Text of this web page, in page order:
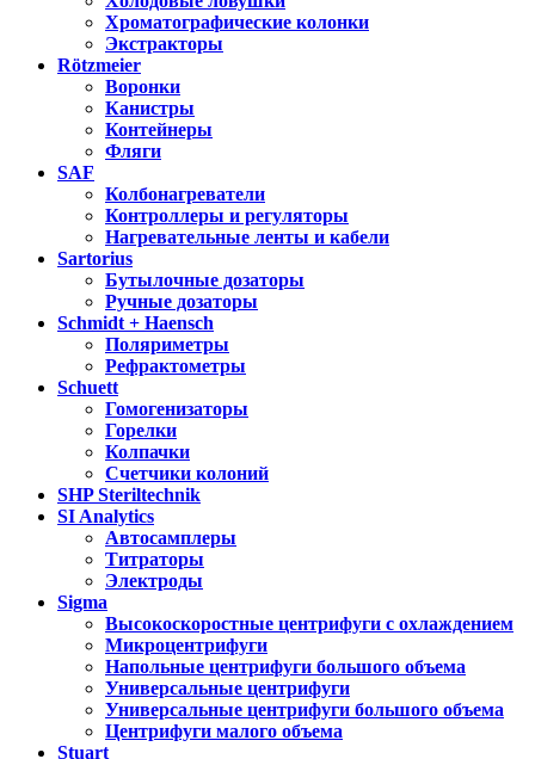
Хроматографические колонки
Экстракторы
Rötzmeier
Воронки
Канистры
Контейнеры
Фляги
SAF
Колбонагреватели
Контроллеры и регуляторы
Нагревательные ленты и кабели
Sartorius
Бутылочные дозаторы
Ручные дозаторы
Schmidt + Haensch
Поляриметры
Рефрактометры
Schuett
Гомогенизаторы
Горелки
Колпачки
Счетчики колоний
SHP Steriltechnik
SI Analytics
Автосамплеры
Титраторы
Электроды
Sigma
Высокоскоростные центрифуги с охлаждением
Микроцентрифуги
Напольные центрифуги большого объема
Универсальные центрифуги
Универсальные центрифуги большого объема
Центрифуги малого объема
Stuart